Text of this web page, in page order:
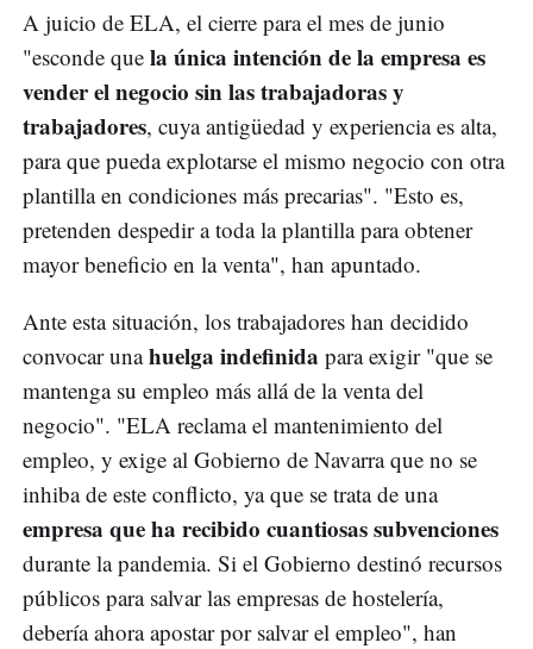
A juicio de ELA, el cierre para el mes de junio
"esconde que la única intención de la empresa es
vender el negocio sin las trabajadoras y
trabajadores, cuya antigüedad y experiencia es alta,
para que pueda explotarse el mismo negocio con otra
plantilla en condiciones más precarias". "Esto es,
pretenden despedir a toda la plantilla para obtener
mayor beneficio en la venta", han apuntado.
Ante esta situación, los trabajadores han decidido
convocar unahuelga indefinida para exigir "que se
mantenga su empleo más allá de la venta del
negocio". "ELA reclama el mantenimiento del
empleo, y exige al Gobierno de Navarra que no se
inhiba de este conflicto, ya que se trata de una
empresa que ha recibido cuantiosas subvenciones
durante la pandemia. Si el Gobierno destinó recursos
públicos para salvar las empresas de hostelería,
debería ahora apostar por salvar el empleo", han